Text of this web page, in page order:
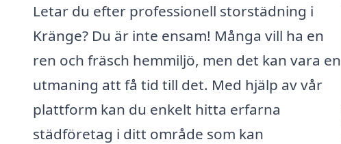
Letar du efter professionell storstädning i
Kränge? Du är inte ensam! Många vill ha en
ren och fräsch hemmiljö, men det kan vara en
utmaning att få tid till det. Med hjälp av vår
plattform kan du enkelt hitta erfarna
städföretag i ditt område som kan